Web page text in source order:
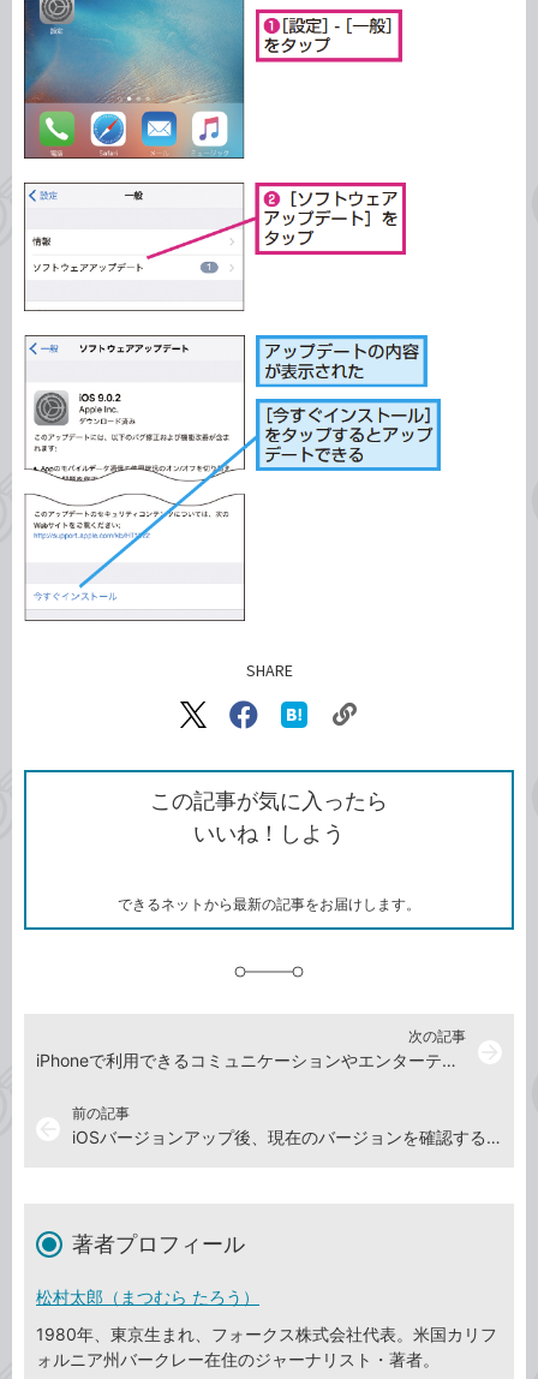
SHARE
X（旧
で
シ
ェ
ア
Facebook
シ
ェ
ア
な
ブ
ッ
ク
ク
ク
を
コ
この記事が気に入ったら
いいね！しよう
できるネットから最新の記事をお届けします。
前の記事
iOSバージョンアップ後、現在のバージョンを確認する方法
次の記事
iPhoneで利用できるコミュニケーションやエンターテインメント機能
著者プロフィール
松村太郎（まつむら たろう）
1980年、東京生まれ、フォークス株式会社代表。米国カリフ
ォルニア州バークレー在住のジャーナリスト・著者。